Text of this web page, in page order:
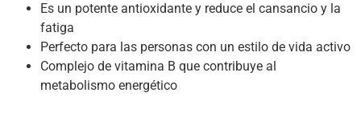
Es un potente antioxidante y reduce el cansancio y la
fatiga
Perfecto para las personas con un estilo de vida activo
Complejo de vitamina B que contribuye al
metabolismo energético